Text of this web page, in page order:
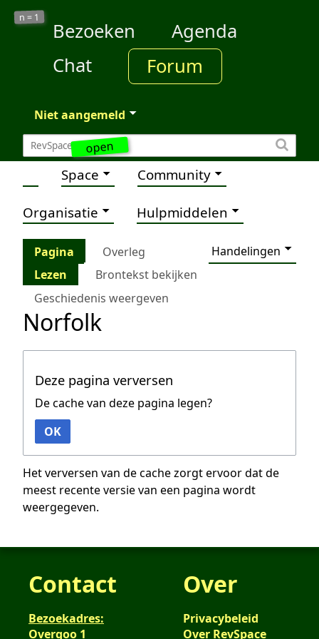
open
n = 1
Bezoeken
Agenda
Chat
Forum
Niet aangemeld
Space Community
Organisatie Hulpmiddelen
Pagina Overleg
Handelingen
Lezen
Brontekst bekijken
Geschiedenis weergeven
Norfolk
Deze pagina verversen
De cache van deze pagina legen?
OK
Het verversen van de cache zorgt ervoor dat de
meest recente versie van een pagina wordt
weergegeven.
Contact
Bezoekadres:
Overgoo 1
Over
Privacybeleid
Over RevSpace